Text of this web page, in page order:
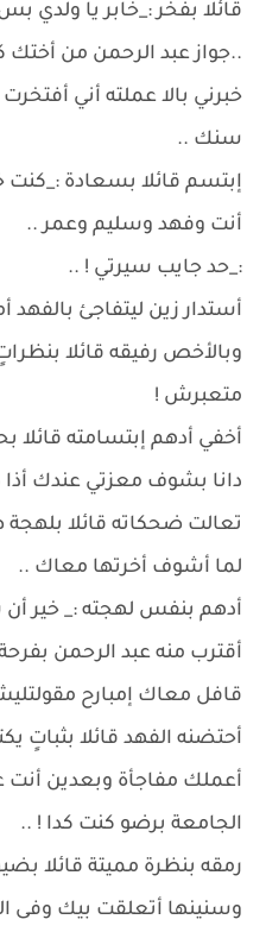
قائلا بفخر :_خابر يا ولدي
..جواز عبد الرحمن من
خبرني بالا عملته أني
سنك ..
إبتسم قائلا بسعادة
أنت وفهد وسليم وعمر ..
:_حد جايب سيرتي ! ..
أستدار زين ليتفاجئ بالفهد
وبالأخص رفيقه قائلا
متعبرش !
أخفي أدهم إبتسامته قائلا
دانا بشوف معزتي عندك أذا
تعالت ضحكاته قائلا
لما أشوف أخرتها معاك ..
أدهم بنفس لهجته :_ خير أن
أقترب منه عبد الرحمن
قافل معاك إمبارح
أحتضنه الفهد قائلا بثباتٍ
أعملك مفاجأة وبعدين
الجامعة برضو كنت كدا ! ..
رمقه بنظرة مميتة قائلا
وسنينها أتعلقت بيك وفى